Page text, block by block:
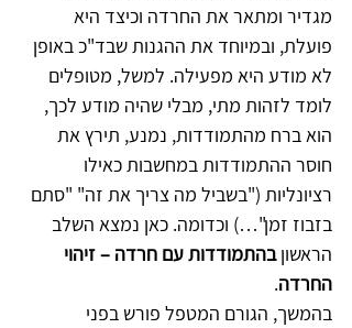
מגדיר ומתאר את החרדה וכיצד היא
פועלת, ובמיוחד את ההגנות שבד"כ באופן
לא מודע היא מפעילה. למשל, מטופלים
לומד לזהות מתי, מבלי שהיה מודע לכך,
הוא ברח מהתמודדות, נמנע, תירץ את
חוסר ההתמודדות במחשבות כאילו
רציונליות ("בשביל מה צריך את זה" "סתם
בזבוז זמן"…) וכדומה. כאן נמצא השלב
הראשון בהתמודדות עם חרדה – זיהוי
החרדה.
בהמשך, הגורם המטפל פורש בפני